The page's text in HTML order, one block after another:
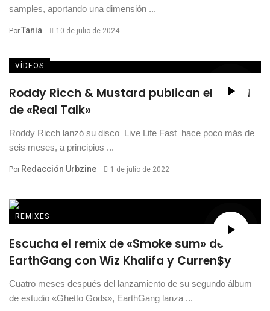
samples, aportando una dimensión ...
PorTania 10 de julio de 2024
VÍDEOS
Roddy Ricch & Mustard publican el visual
de «Real Talk»
Roddy Ricch lanzó su disco Live Life Fast hace poco más de
seis meses, a principios ...
Por Redacción Urbzine 1 de julio de 2022
REMIXES
Escucha el remix de «Smoke sum» de
EarthGang con Wiz Khalifa y Curren$y
Cuatro meses después del lanzamiento de su segundo álbum
de estudio «Ghetto Gods», EarthGang lanza ...